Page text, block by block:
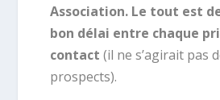
Association. Le tout est
bon délai entre chaque
contact (il ne s’agirait pas
prospects).